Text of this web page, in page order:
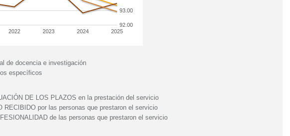
2022 2023 2024 2025
92.00
93.00
de docencia e investigación
específicos
DE LOS PLAZOS en la prestación del servicio
RECIBIDO por las personas que prestaron el servicio
de las personas que prestaron el servicio